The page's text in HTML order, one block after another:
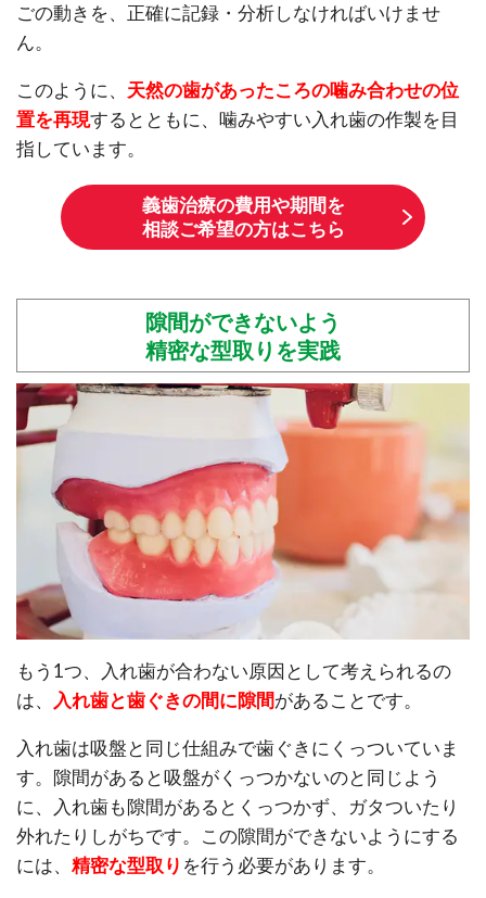
ごの動きを、正確に記録・分析しなければいけませ
ん。
このように、 天然の歯があったころの噛み合わせの位
置を再現するとともに、噛みやすい入れ歯の作製を目
指しています。
義歯治療の費用や期間を
相談ご希望の方はこちら
隙間ができないよう
精密な型取りを実践
もう1つ、入れ歯が合わない原因として考えられるの
は、
入れ歯と歯ぐきの間に隙間があることです。
入れ歯は吸盤と同じ仕組みで歯ぐきにくっついていま
す。隙間があると吸盤がくっつかないのと同じよう
に、入れ歯も隙間があるとくっつかず、ガタついたり
外れたりしがちです。この隙間ができないようにする
には、 精密な型取り を行う必要があります。